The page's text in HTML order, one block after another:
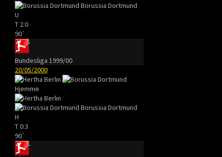
Borussia Dortmund
U
T 2:0
90`
Bundesliga 1999/00
20/05/2000
Hjemme
Borussia Dortmund
H
T0:3
90`